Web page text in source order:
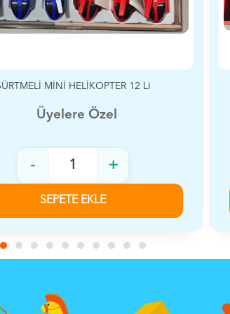
MİNİ UÇUK 12 Lİ
Üyelere Özel
- +
SEPETE EKLE